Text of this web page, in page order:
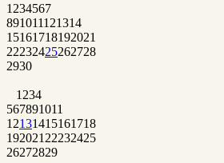
1 234567
891011121314
15161718192021
22232425262728
2930
1 234
567891011
12131415161718
192021 22232425
26272829